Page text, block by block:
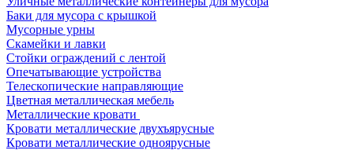
Баки для мусора с крышкой
Мусорные урны
Скамейки и лавки
Стойки ограждений с лентой
Опечатывающие устройства
Телескопические направляющие
Цветная металлическая мебель
Металлические кровати
Кровати металлические двухъярусные
Кровати металлические одноярусные